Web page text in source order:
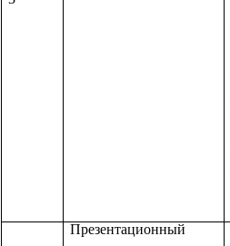
Презентационный